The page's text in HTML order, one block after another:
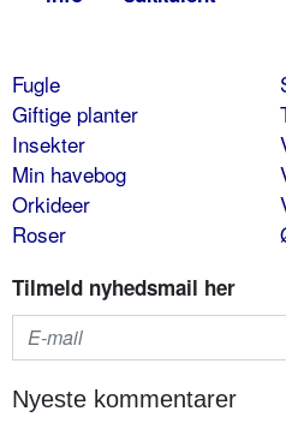
Fugle
Giftige planter
Insekter
Min havebog
Orkideer
Roser
Tilmeld nyhedsmail her
Nyeste kommentarer